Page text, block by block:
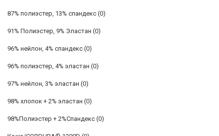
87% полиэстер, 13% спандекс (0)
91% Полиэстер, 9% Эластан (0)
96% нейлон, 4% спандекс (0)
96% полиэстер, 4% эластан (0)
97% нейлон, 3% эластан (0)
98% хлопок + 2% эластан (0)
98%Полиэстер + 2%Спандекс (0)